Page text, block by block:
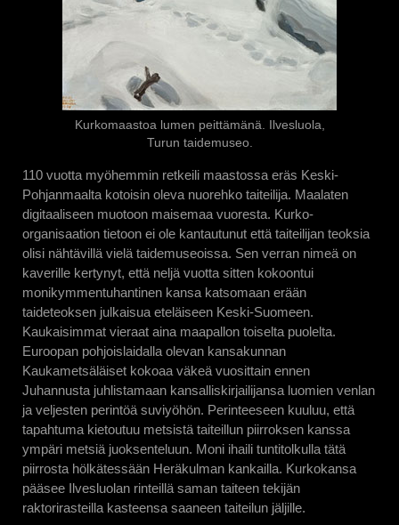
Kurkomaastoa lumen peittämänä. Ilvesluola,
Turun taidemuseo.
110 vuotta myöhemmin retkeili maastossa eräs Keski-
Pohjanmaalta kotoisin oleva nuorehko taiteilija. Maalaten
digitaaliseen muotoon maisemaa vuoresta. Kurko-
organisaation tietoon ei ole kantautunut että taiteilijan teoksia
olisi nähtävillä vielä taidemuseoissa. Sen verran nimeä on
kaverille kertynyt, että neljä vuotta sitten kokoontui
monikymmentuhantinen kansa katsomaan erään
taideteoksen julkaisua eteläiseen Keski-Suomeen.
Kaukaisimmat vieraat aina maapallon toiselta puolelta.
Euroopan pohjoislaidalla olevan kansakunnan
Kaukametsäläiset kokoaa väkeä vuosittain ennen
Juhannusta juhlistamaan kansalliskirjailijansa luomien venlan
ja veljesten perintöä suviyöhön. Perinteeseen kuuluu, että
tapahtuma kietoutuu metsistä taiteillun piirroksen kanssa
ympäri metsiä juoksenteluun. Moni ihaili tuntitolkulla tätä
piirrosta hölkätessään Heräkulman kankailla. Kurkokansa
pääsee Ilvesluolan rinteillä saman taiteen tekijän
raktorirasteilla kasteensa saaneen taiteilun jäljille.